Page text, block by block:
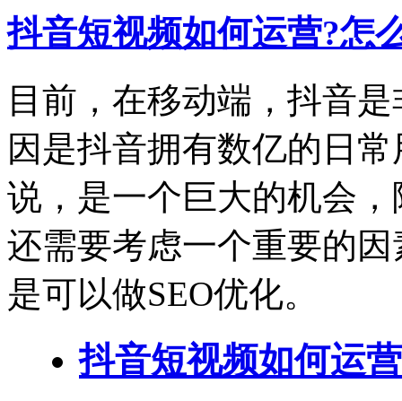
抖音短视频如何运营?怎
目前，在移动端，抖音
因是抖音拥有数亿的日
说，是一个巨大的机会
还需要考虑一个重要的
是可以做SEO优化。
抖音短视频如何运